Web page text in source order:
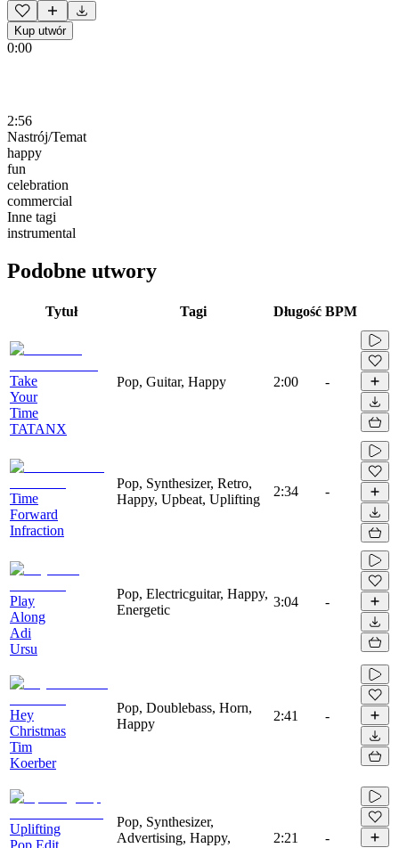
Kup utwór
0:00
2:56
Nastrój/Temat
happy
fun
celebration
commercial
Inne tagi
instrumental
Podobne utwory
Tytuł Tagi Długość BPM
Take
Your
Time
TATANX
Pop, Guitar, Happy 2:00 -
Time
Forward
Infraction
Pop, Synthesizer, Retro,
Happy, Upbeat, Uplifting
2:34 -
Play
Along
Adi
Ursu
Pop, Electricguitar, Happy,
Energetic
3:04 -
Hey
Christmas
Tim
Koerber
Pop, Doublebass, Horn,
Happy
2:41 -
Uplifting
Pop Edit
Pop, Synthesizer,
Advertising, Happy,
2:21 -